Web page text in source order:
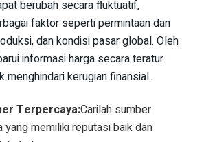
berubah secara fluktuatif,
faktor seperti permintaan dan
dan kondisi pasar global. Oleh
informasi harga secara teratur
menghindari kerugian finansial.
Terpercaya:Carilah sumber
yang memiliki reputasi baik dan